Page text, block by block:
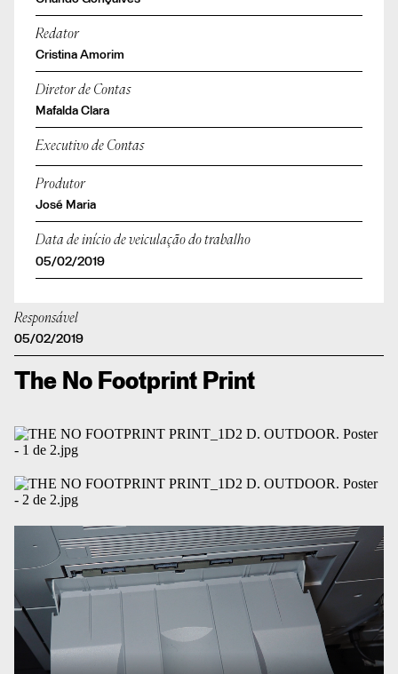
Redator
Cristina Amorim
Diretor de Contas
Mafalda Clara
Executivo de Contas
Produtor
José Maria
Data de início de veiculação do trabalho
05/02/2019
Responsável
05/02/2019
The No Footprint Print